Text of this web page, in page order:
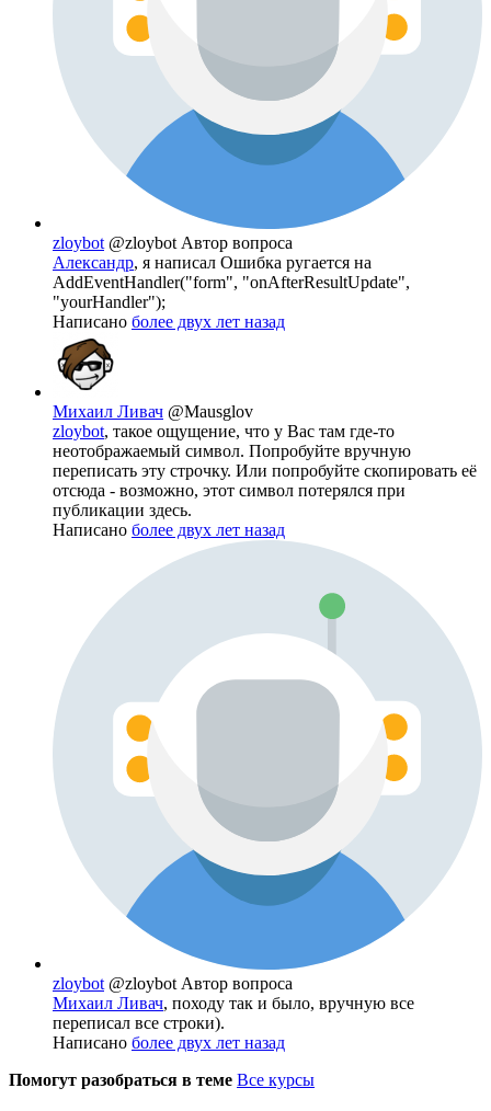
zloybot @zloybot Автор вопроса
Александр, я написал Ошибка ругается на
AddEventHandler("form", "onAfterResultUpdate",
"yourHandler");​
Написано более двух лет назад
Михаил Ливач @Mausglov
zloybot, такое ощущение, что у Вас там где-то
неотображаемый символ. Попробуйте вручную
переписать эту строчку. Или попробуйте скопировать её
отсюда - возможно, этот символ потерялся при
публикации здесь.
Написано более двух лет назад
zloybot @zloybot Автор вопроса
Михаил Ливач, походу так и было, вручную все
переписал все строки).
Написано более двух лет назад
Помогут разобраться в теме Все курсы